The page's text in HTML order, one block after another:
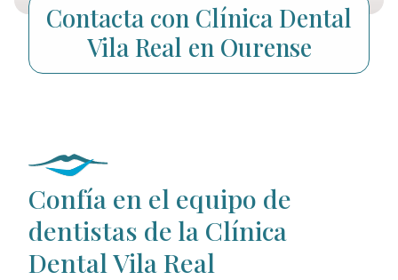
Contacta con Clínica Dental
Vila Real en Ourense
Confía en el equipo de
dentistas de la Clínica
Dental Vila Real